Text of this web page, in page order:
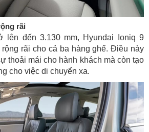
rãi
lên đến 3.130 mm, Hyundai Ioniq 9
rộng rãi cho cả ba hàng ghế. Điều này
thoải mái cho hành khách mà còn tạo
cho việc di chuyển xa.